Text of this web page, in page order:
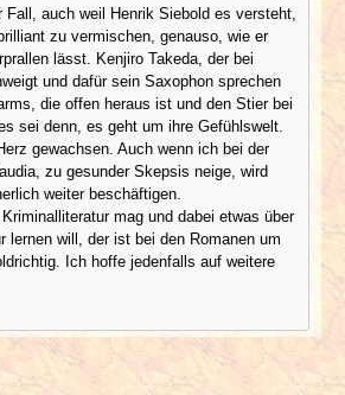
Fall, auch weil Henrik Siebold es versteht,
zu vermischen, genauso, wie er
lässt. Kenjiro Takeda, der bei
und dafür sein Saxophon sprechen
die offen heraus ist und den Stier bei
sei denn, es geht um ihre Gefühlswelt.
gewachsen. Auch wenn ich bei der
zu gesunder Skepsis neige, wird
weiter beschäftigen.
mag und dabei etwas über
lernen will, der ist bei den Romanen um
Ich hoffe jedenfalls auf weitere